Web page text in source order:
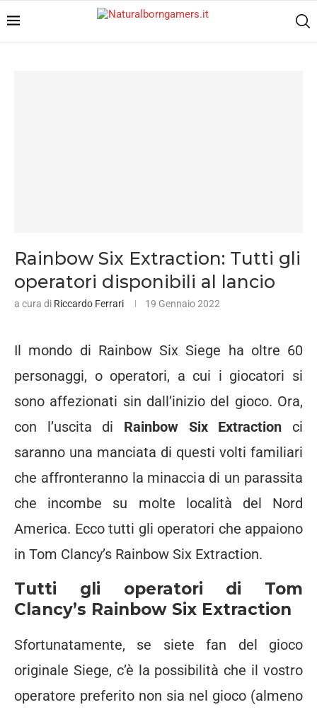
Rainbow Six Extraction: Tutti gli
operatori disponibili al lancio
a cura di Riccardo Ferrari 19 Gennaio 2022
Il mondo di Rainbow Six Siege ha oltre 60
personaggi, o operatori, a cui i giocatori si
sono affezionati sin dall’inizio del gioco. Ora,
con l’uscita di Rainbow Six Extraction ci
saranno una manciata di questi volti familiari
che affronteranno la minaccia di un parassita
che incombe su molte località del Nord
America. Ecco tutti gli operatori che appaiono
in Tom Clancy’s Rainbow Six Extraction.
Tutti gli operatori di Tom
Clancy’s Rainbow Six Extraction
Sfortunatamente, se siete fan del gioco
originale Siege, c’è la possibilità che il vostro
operatore preferito non sia nel gioco (almeno